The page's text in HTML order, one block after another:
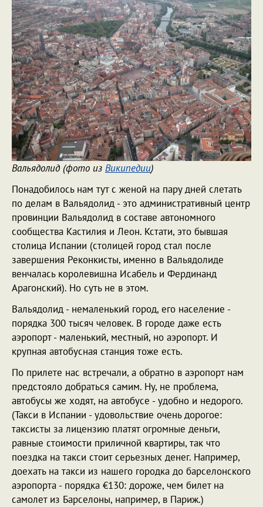
Вальядолид (фото из Википедии)
Понадобилось нам тут с женой на пару дней слетать
по делам в Вальядолид - это административный центр
провинции Вальядолид в составе автономного
сообщества Кастилия и Леон. Кстати, это бывшая
столица Испании (столицей город стал после
завершения Реконкисты, именно в Вальядолиде
венчалась королевишна Исабель и Фердинанд
Арагонский). Но суть не в этом.
Вальядолид - немаленький город, его население -
порядка 300 тысяч человек. В городе даже есть
аэропорт - маленький, местный, но аэропорт. И
крупная автобусная станция тоже есть.
По прилете нас встречали, а обратно в аэропорт нам
предстояло добраться самим. Ну, не проблема,
автобусы же ходят, на автобусе - удобно и недорого.
(Такси в Испании - удовольствие очень дорогое:
таксисты за лицензию платят огромные деньги,
равные стоимости приличной квартиры, так что
поездка на такси стоит серьезных денег. Например,
доехать на такси из нашего городка до барселонского
аэропорта - порядка €130: дороже, чем билет на
самолет из Барселоны, например, в Париж.)